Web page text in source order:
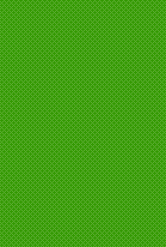
2021年4月4日
2020年12月11日